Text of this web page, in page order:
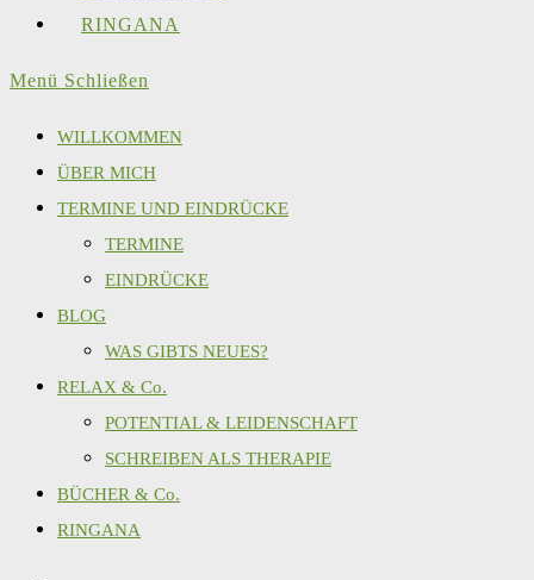
RINGANA
Menü Schließen
WILLKOMMEN
ÜBER MICH
TERMINE UND EINDRÜCKE
TERMINE
EINDRÜCKE
BLOG
WAS GIBTS NEUES?
RELAX & Co.
POTENTIAL & LEIDENSCHAFT
SCHREIBEN ALS THERAPIE
BÜCHER & Co.
RINGANA